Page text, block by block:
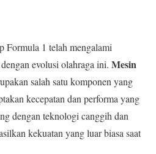
Formula 1 telah mengalami
evolusi olahraga ini. Mesin
salah satu komponen yang
kecepatan dan performa yang
dengan teknologi canggih dan
kekuatan yang luar biasa saat